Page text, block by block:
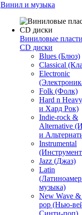
Винил и музыка
Виниловые
CD диски
Blues (Блюз)
Classical
Electronic
Folk (Фолк)
Hard n
и Хард Рок)
Indie-rock &
Alternative
и
Instrumental
Jazz (Джаз)
Latin
музыка)
New Wave
pop (Нью-
Синти-поп)